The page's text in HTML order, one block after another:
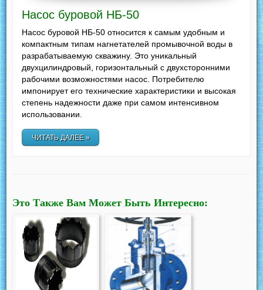
Насос буровой НБ-50
Насос буровой НБ-50 относится к самым удобным и
компактным типам нагнетателей промывочной воды в
разрабатываемую скважину. Это уникальный
двухцилиндровый, горизонтальный с двухсторонними
рабочими возможностями насос. Потребителю
импонирует его технические характеристики и высокая
степень надежности даже при самом интенсивном
использовании.
ЧИТАТЬ ДАЛЕЕ »
Это Также Вам Может Быть Интересно: